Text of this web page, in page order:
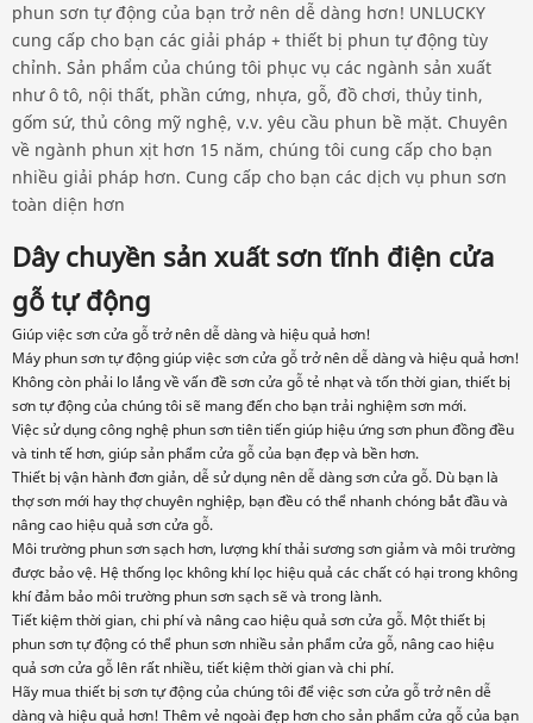
phun sơn tự động của bạn trở nên dễ dàng hơn! UNLUCKY
cung cấp cho bạn các giải pháp + thiết bị phun tự động tùy
chỉnh. Sản phẩm của chúng tôi phục vụ các ngành sản xuất
như ô tô, nội thất, phần cứng, nhựa, gỗ, đồ chơi, thủy tinh,
gốm sứ, thủ công mỹ nghệ, v.v. yêu cầu phun bề mặt. Chuyên
về ngành phun xịt hơn 15 năm, chúng tôi cung cấp cho bạn
nhiều giải pháp hơn. Cung cấp cho bạn các dịch vụ phun sơn
toàn diện hơn
Dây chuyền sản xuất sơn tĩnh điện cửa
gỗ tự động
Giúp việc sơn cửa gỗ trở nên dễ dàng và hiệu quả hơn!
Máy phun sơn tự động giúp việc sơn cửa gỗ trở nên dễ dàng và hiệu quả hơn!
Không còn phải lo lắng về vấn đề sơn cửa gỗ tẻ nhạt và tốn thời gian, thiết bị
sơn tự động của chúng tôi sẽ mang đến cho bạn trải nghiệm sơn mới.
Việc sử dụng công nghệ phun sơn tiên tiến giúp hiệu ứng sơn phun đồng đều
và tinh tế hơn, giúp sản phẩm cửa gỗ của bạn đẹp và bền hơn.
Thiết bị vận hành đơn giản, dễ sử dụng nên dễ dàng sơn cửa gỗ. Dù bạn là
thợ sơn mới hay thợ chuyên nghiệp, bạn đều có thể nhanh chóng bắt đầu và
nâng cao hiệu quả sơn cửa gỗ.
Môi trường phun sơn sạch hơn, lượng khí thải sương sơn giảm và môi trường
được bảo vệ. Hệ thống lọc không khí lọc hiệu quả các chất có hại trong không
khí đảm bảo môi trường phun sơn sạch sẽ và trong lành.
Tiết kiệm thời gian, chi phí và nâng cao hiệu quả sơn cửa gỗ. Một thiết bị
phun sơn tự động có thể phun sơn nhiều sản phẩm cửa gỗ, nâng cao hiệu
quả sơn cửa gỗ lên rất nhiều, tiết kiệm thời gian và chi phí.
Hãy mua thiết bị sơn tự động của chúng tôi để việc sơn cửa gỗ trở nên dễ
dàng và hiệu quả hơn! Thêm vẻ ngoài đẹp hơn cho sản phẩm cửa gỗ của bạn